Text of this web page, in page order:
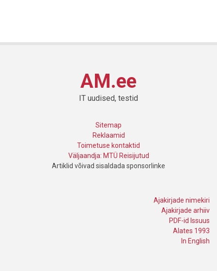
AM.ee
IT uudised, testid
Sitemap
Reklaamid
Toimetuse kontaktid
Väljaandja: MTÜ Reisijutud
Artiklid võivad sisaldada sponsorlinke
Ajakirjade nimekiri
Ajakirjade arhiiv
PDF-id Issuus
Alates 1993
In English